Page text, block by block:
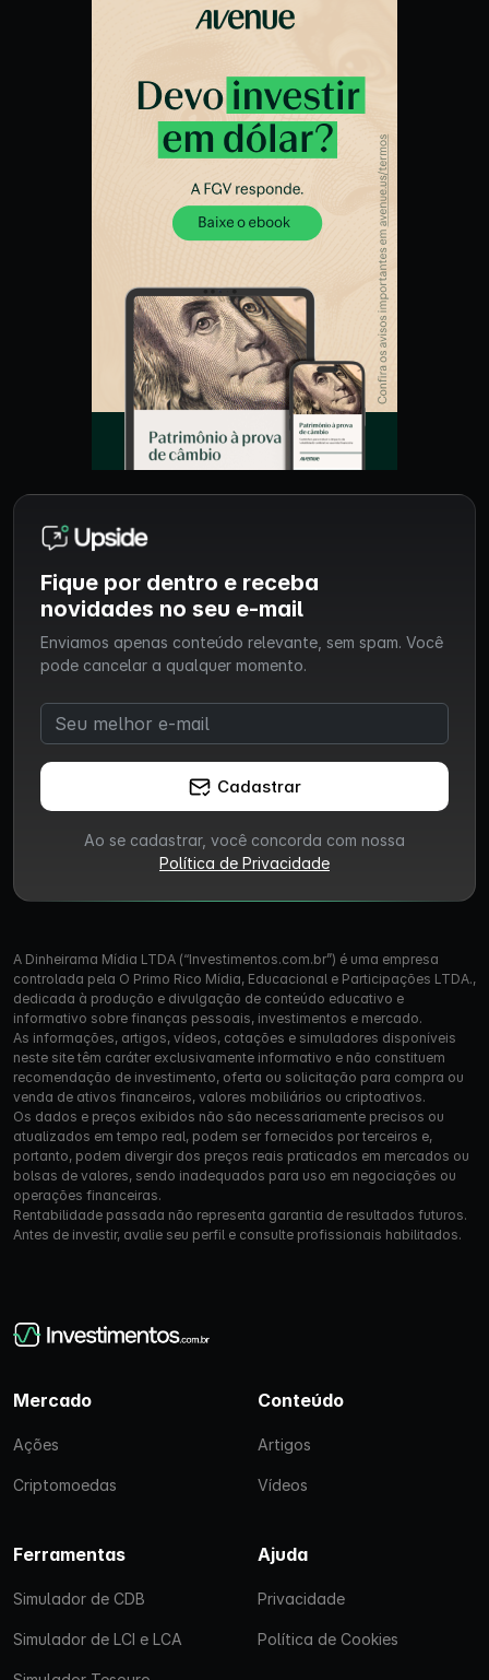
Fique por dentro e receba
novidades no seu e-mail
Enviamos apenas conteúdo relevante, sem spam. Você
pode cancelar a qualquer momento.
Cadastrar
Ao se cadastrar, você concorda com nossa
Política de Privacidade
A Dinheirama Mídia LTDA (“Investimentos.com.br”) é uma empresa
controlada pela O Primo Rico Mídia, Educacional e Participações LTDA.,
dedicada à produção e divulgação de conteúdo educativo e
informativo sobre finanças pessoais, investimentos e mercado.
As informações, artigos, vídeos, cotações e simuladores disponíveis
neste site têm caráter exclusivamente informativo e não constituem
recomendação de investimento, oferta ou solicitação para compra ou
venda de ativos financeiros, valores mobiliários ou criptoativos.
Os dados e preços exibidos não são necessariamente precisos ou
atualizados em tempo real, podem ser fornecidos por terceiros e,
portanto, podem divergir dos preços reais praticados em mercados ou
bolsas de valores, sendo inadequados para uso em negociações ou
operações financeiras.
Rentabilidade passada não representa garantia de resultados futuros.
Antes de investir, avalie seu perfil e consulte profissionais habilitados.
Mercado
Ações
Criptomoedas
Conteúdo
Artigos
Vídeos
Ferramentas
Simulador de CDB
Simulador de LCI e LCA
Ajuda
Privacidade
Política de Cookies